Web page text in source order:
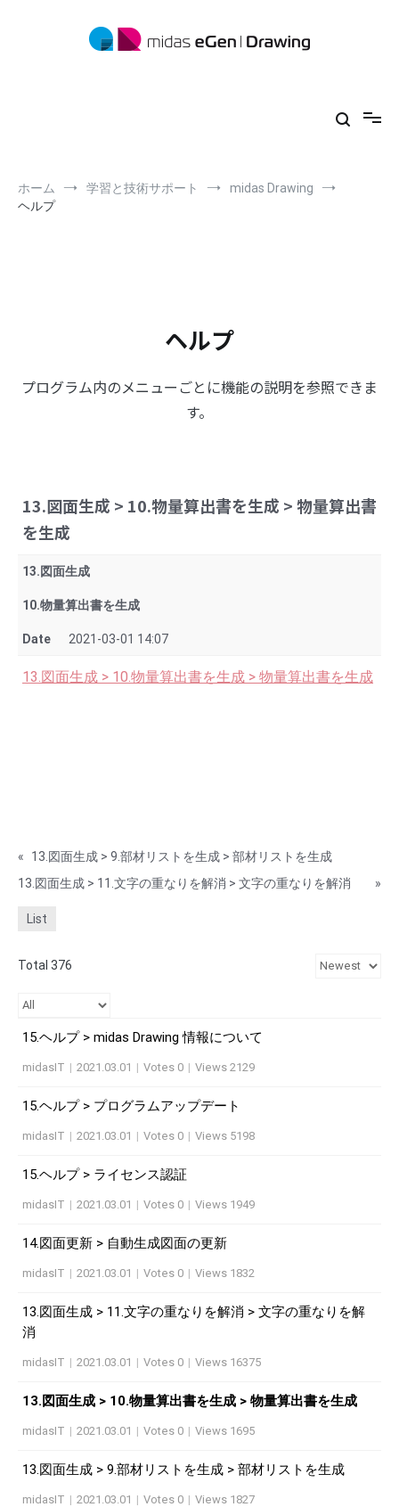
ホーム 学習と技術サポート
midas Drawing
ヘルプ
ヘルプ
プログラム内のメニューごとに機能の説明を参照できま
す。
13.図面生成 > 10.物量算出書を生成 > 物量算出書
を生成
13.図面生成
10.物量算出書を生成
Date 2021-03-01 14:07
13.図面生成 > 10.物量算出書を生成 > 物量算出書を生成
«
13.図面生成 > 9.部材リストを生成 > 部材リストを生成
13.図面生成 > 11.文字の重なりを解消 > 文字の重なりを解消
»
List
Total 376
15.ヘルプ > midas Drawing 情報について
midasIT | 2021.03.01 | Votes 0 | Views 2129
15.ヘルプ > プログラムアップデート
midasIT | 2021.03.01 | Votes 0 | Views 5198
15.ヘルプ > ライセンス認証
midasIT | 2021.03.01 | Votes 0 | Views 1949
14.図面更新 > 自動生成図面の更新
midasIT | 2021.03.01 | Votes 0 | Views 1832
13.図面生成 > 11.文字の重なりを解消 > 文字の重なりを解
消
midasIT | 2021.03.01 | Votes 0 | Views 16375
13.図面生成 > 10.物量算出書を生成 > 物量算出書を生成
midasIT | 2021.03.01 | Votes 0 | Views 1695
13.図面生成 > 9.部材リストを生成 > 部材リストを生成
midasIT | 2021.03.01 | Votes 0 | Views 1827